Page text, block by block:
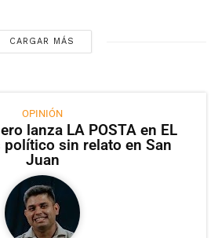
CARGAR MÁS
OPINIÓN
lanza LA POSTA en EL
político sin relato en San
Juan